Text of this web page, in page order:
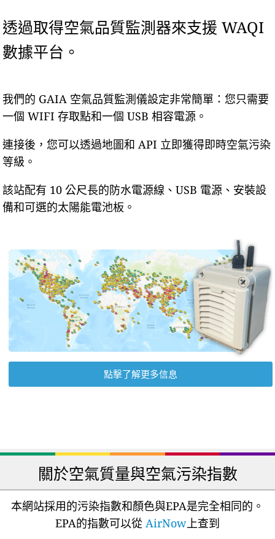
透過取得空氣品質監測器來支援 WAQI
數據平台。
我們的 GAIA 空氣品質監測儀設定非常簡單：您只需要
一個 WIFI 存取點和一個 USB 相容電源。
連接後，您可以透過地圖和 API 立即獲得即時空氣污染
等級。
該站配有 10 公尺長的防水電源線、USB 電源、安裝設
備和可選的太陽能電池板。
點擊了解更多信息
關於空氣質量與空氣污染指數
本網站採用的污染指數和顏色與EPA是完全相同的。
EPA的指數可以從 AirNow上查到